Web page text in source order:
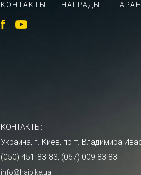
КОНТАКТЫ
НАГРАДЫ
КОНТАКТЫ:
Украина, г. Киев, пр-т. Владимира
(050) 451-83-83, (067) 009 83 83
info@haibike.ua